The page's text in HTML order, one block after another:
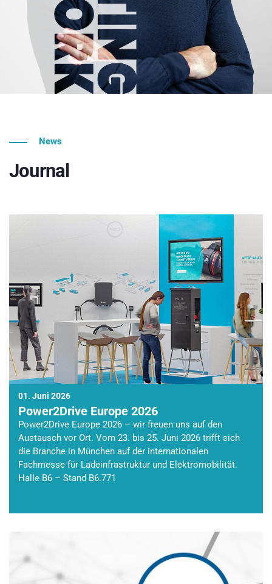
News
Journal
01. Juni 2026
Power2Drive Europe 2026
Power2Drive Europe 2026 – wir freuen uns auf den
Austausch vor Ort. Vom 23. bis 25. Juni 2026 trifft sich
die Branche in München auf der internationalen
Fachmesse für Ladeinfrastruktur und Elektromobilität.
Halle B6 – Stand B6.771